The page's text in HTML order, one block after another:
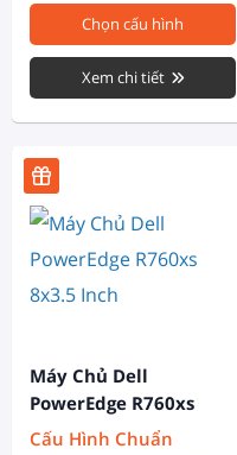
Chọn cấu hình
Xem chi tiết
Máy Chủ Dell
PowerEdge R760xs
8x3.5 Inch
Cấu Hình Chuẩn